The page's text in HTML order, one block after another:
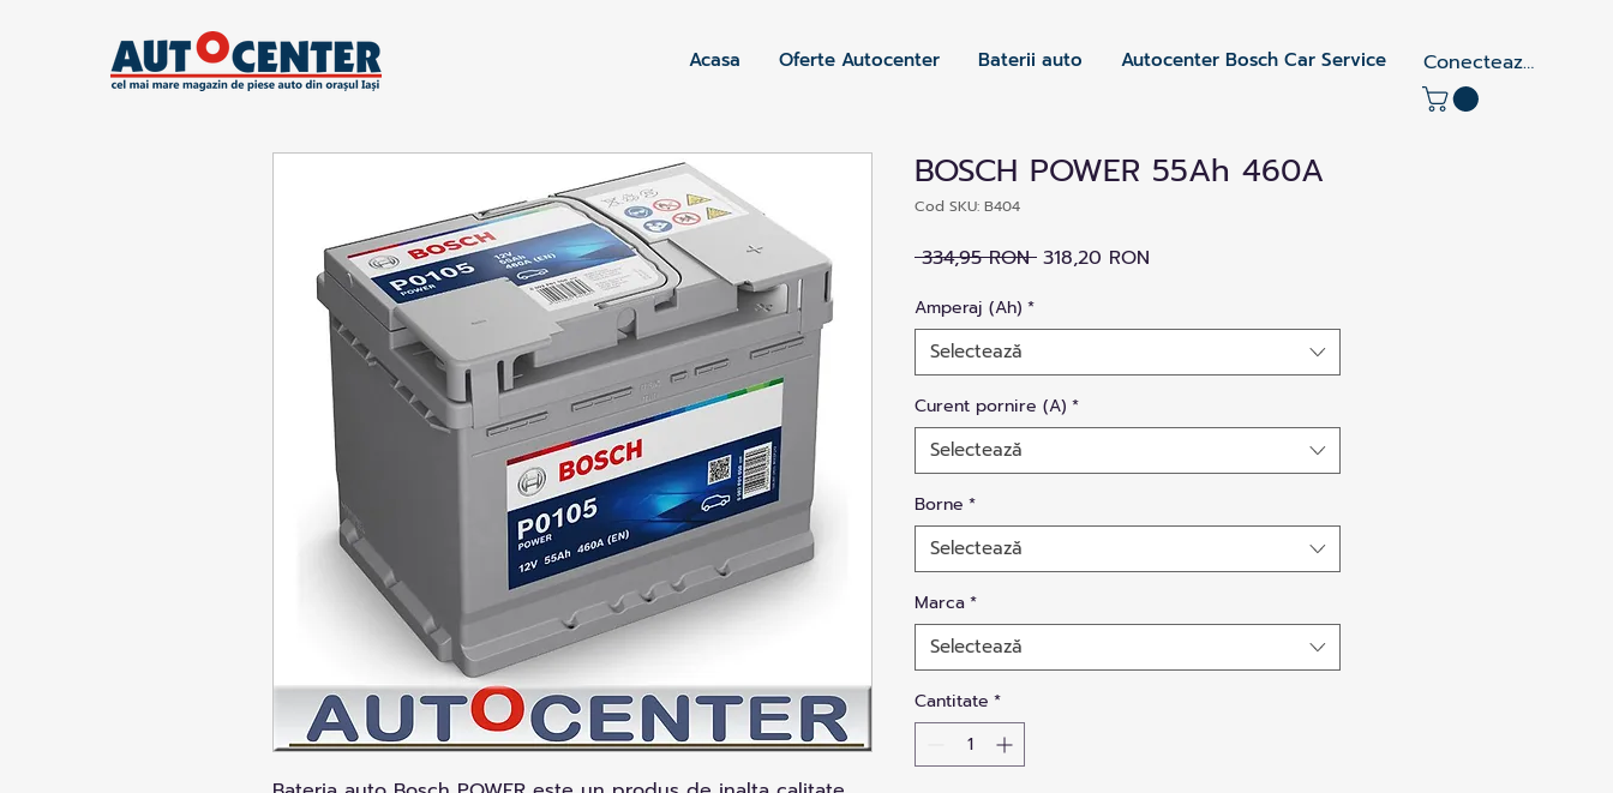
Acasa Oferte Autocenter Baterii auto Autocenter Bosch Car Service Conectează-te
BOSCH POWER 55Ah 460A
Cod SKU: B404
334,95 RON Preț
318,20 RON
Amperaj (Ah) *
Selectează
Curent pornire (A) *
Selectează
Borne *
Selectează
Marca*
Selectează
Cantitate *